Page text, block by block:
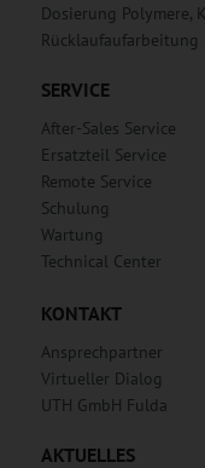
Dosierung Polymere,
Rücklaufaufarbeitung
SERVICE
After-Sales Service
Ersatzteil Service
Remote Service
Schulung
Wartung
Technical Center
KONTAKT
Ansprechpartner
Virtueller Dialog
UTH GmbH Fulda
AKTUELLES